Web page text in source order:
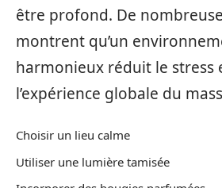
être profond. De
montrent qu’un
harmonieux réduit le stress
l’expérience globale du
Choisir un lieu calme
Utiliser une lumière tamisée